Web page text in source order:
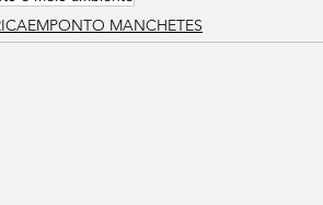
MANCHETES